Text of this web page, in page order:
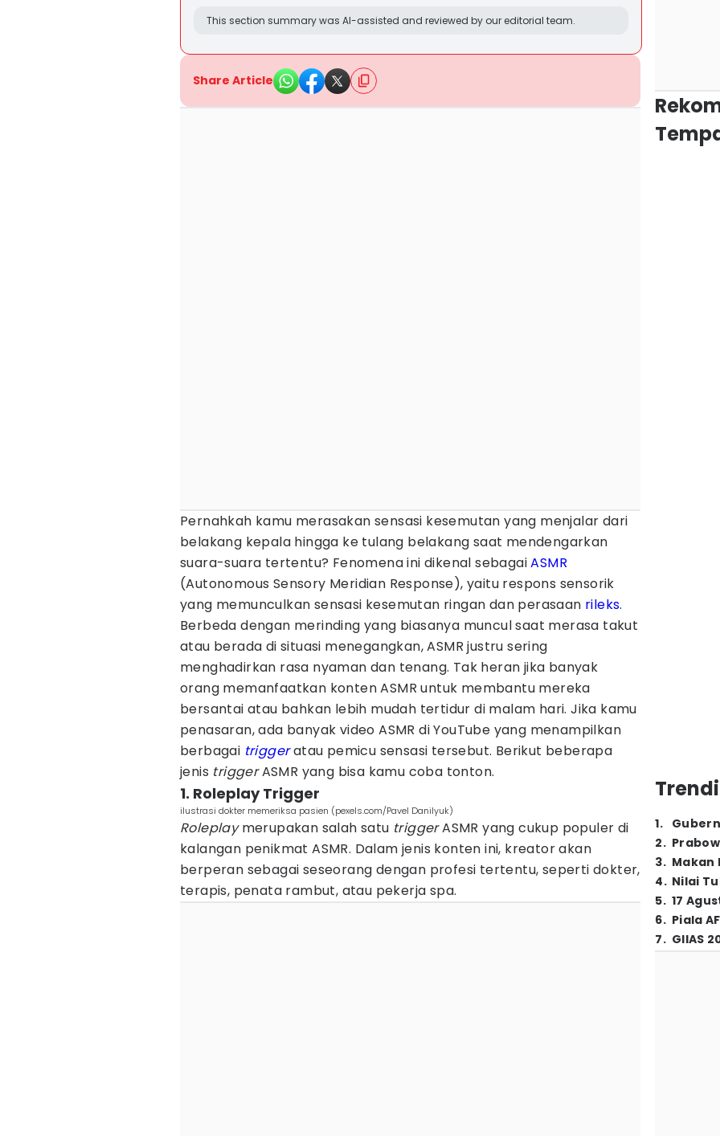
This section summary was AI-assisted and reviewed by our editorial team.
Share Article
Pernahkah kamu merasakan sensasi kesemutan yang menjalar dari
belakang kepala hingga ke tulang belakang saat mendengarkan
suara-suara tertentu? Fenomena ini dikenal sebagaiASMR
(Autonomous Sensory Meridian Response), yaitu respons sensorik
yang memunculkan sensasi kesemutan ringan dan perasaan rileks.
Berbeda dengan merinding yang biasanya muncul saat merasa takut
atau berada di situasi menegangkan, ASMR justru sering
menghadirkan rasa nyaman dan tenang. Tak heran jika banyak
orang memanfaatkan konten ASMR untuk membantu mereka
bersantai atau bahkan lebih mudah tertidur di malam hari. Jika kamu
penasaran, ada banyak video ASMR di YouTube yang menampilkan
berbagai triggeratau pemicu sensasi tersebut. Berikut beberapa
jenis triggerASMR yang bisa kamu coba tonton.
1. Roleplay Trigger
ilustrasi dokter memeriksa pasien (pexels.com/Pavel Danilyuk)
Roleplaymerupakan salah satu triggerASMR yang cukup populer di
kalangan penikmat ASMR. Dalam jenis konten ini, kreator akan
berperan sebagai seseorang dengan profesi tertentu, seperti dokter,
terapis, penata rambut, atau pekerja spa.
1.
2.
3. Makan
4. Nilai
5. 17
6. Piala
7. GIIAS